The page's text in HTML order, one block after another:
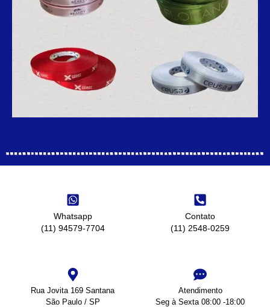
Whatsapp
(11) 94579-7704
Contato
(11) 2548-0259
Rua Jovita 169 Santana
São Paulo / SP
Atendimento
Seg à Sexta 08:00 -18:00